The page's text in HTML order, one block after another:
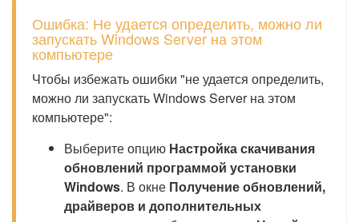
Ошибка: Не удается определить, можно ли
запускать Windows Server на этом
компьютере
Чтобы избежать ошибки "не удается определить,
можно ли запускать Windows Server на этом
компьютере":
Выберите опцию Настройка скачивания
обновлений программой установки
Windows. В окне Получение обновлений,
драйверов и дополнительных